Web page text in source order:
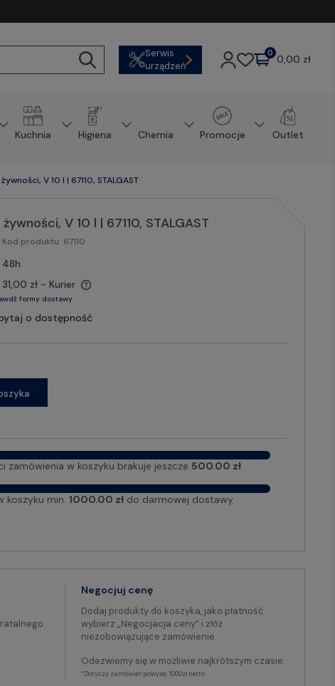
Serwis
urządzeń
0,00 zł
0
Kuchnia Higiena Chemia Promocje Outlet
V 10 l | 67110, STALGAST
V 10 l | 67110, STALGAST
Kod produktu: 67110
zł - Kurier
formy dostawy
o dostępność
zamówienia w koszyku brakuje jeszcze 500.00 zł.
koszyku min. 1000.00 złdo darmowej dostawy.
Negocjuj cenę
Dodaj produkty do koszyka, jako płatność
wybierz „Negocjacja ceny” i złóż
niezobowiązujące zamówienie.
Odezwiemy się w możliwie najkrótszym czasie.
*Dotyczy zamówień powyżej 1000zł netto